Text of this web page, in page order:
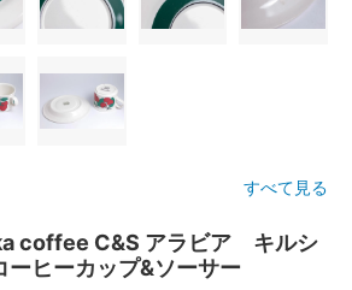
すべて見る
coffee C&S アラビア キルシ
ヒーカップ&ソーサー